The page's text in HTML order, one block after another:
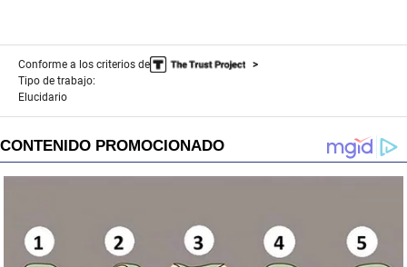
Conforme a los criterios de
Tipo de trabajo:
Elucidario